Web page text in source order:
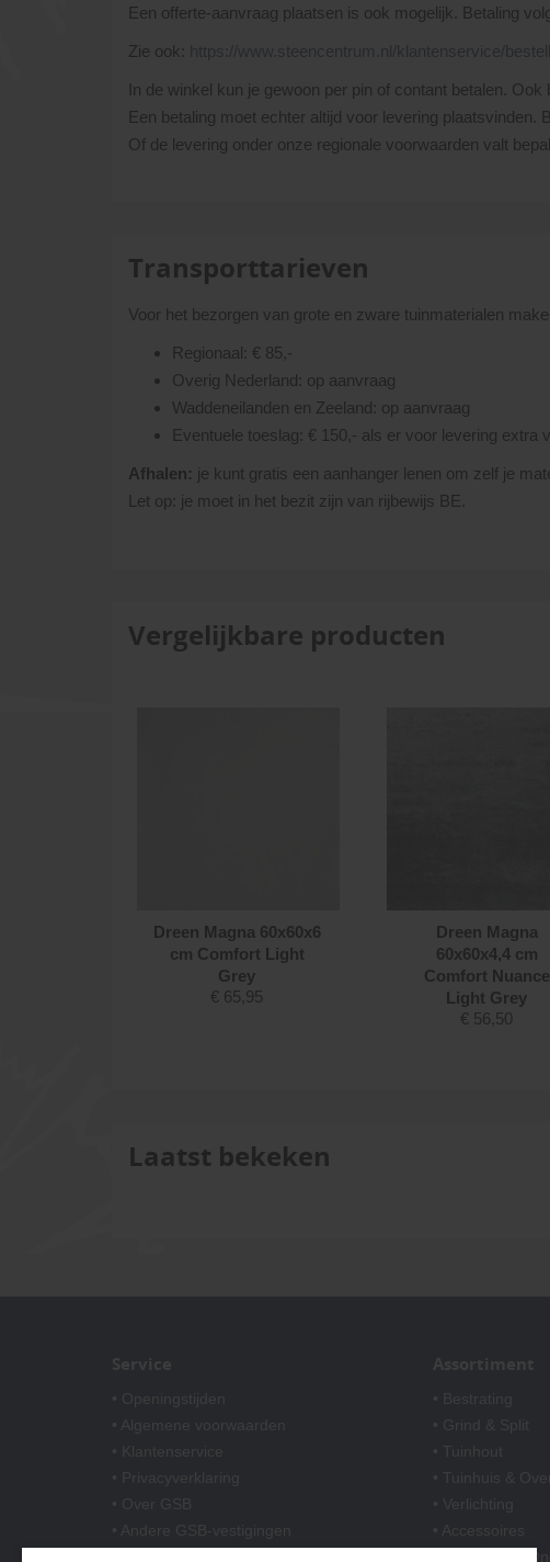
Een offerte-aanvraag plaatsen is ook mogelijk. Betaling
Zie ook:
In de winkel kun je gewoon per pin of contant betalen. Ook
Een betaling moet echter altijd voor levering plaatsvinden.
Of de levering onder onze regionale voorwaarden valt
Transporttarieven
Voor het bezorgen van grote en zware tuinmaterialen
Regionaal: € 85,-
Overig Nederland: op aanvraag
Waddeneilanden en Zeeland: op aanvraag
Eventuele toeslag: € 150,- als er voor levering extra
Afhalen: je kunt gratis een aanhanger lenen om zelf je
Let op: je moet in het bezit zijn van rijbewijs BE.
Vergelijkbare producten
Dreen Magna 60x60x6
cm Comfort Light
Grey
€ 65,95
Dreen Magna
60x60x4,4 cm
Comfort Nuance
Light Grey
€ 56,50
Laatst bekeken